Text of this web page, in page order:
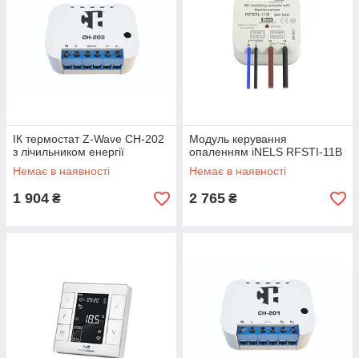
ІК термостат Z-Wave CH-202
з лічильником енергії
Немає в наявності
1 904 ₴
Модуль керування
опаленням iNELS RFSTI-11B
Немає в наявності
2 765 ₴